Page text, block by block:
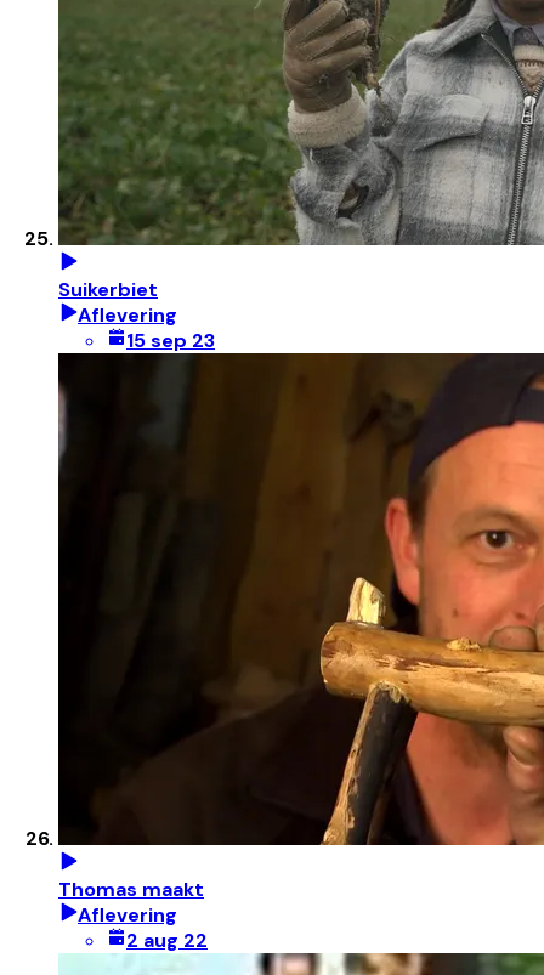
Suikerbiet
Aflevering
15 sep 23
Thomas maakt
Aflevering
2 aug 22